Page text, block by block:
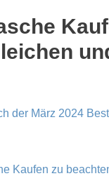
der März 2024
Kaufen zu